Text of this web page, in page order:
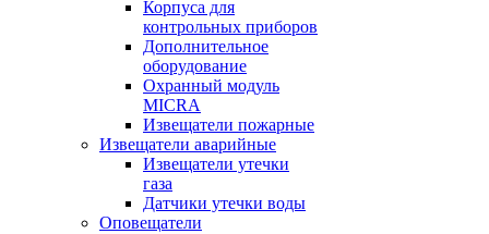
Корпуса для
контрольных приборов
Дополнительное
оборудование
Охранный модуль
MICRA
Извещатели пожарные
Извещатели аварийные
Извещатели утечки
газа
Датчики утечки воды
Оповещатели